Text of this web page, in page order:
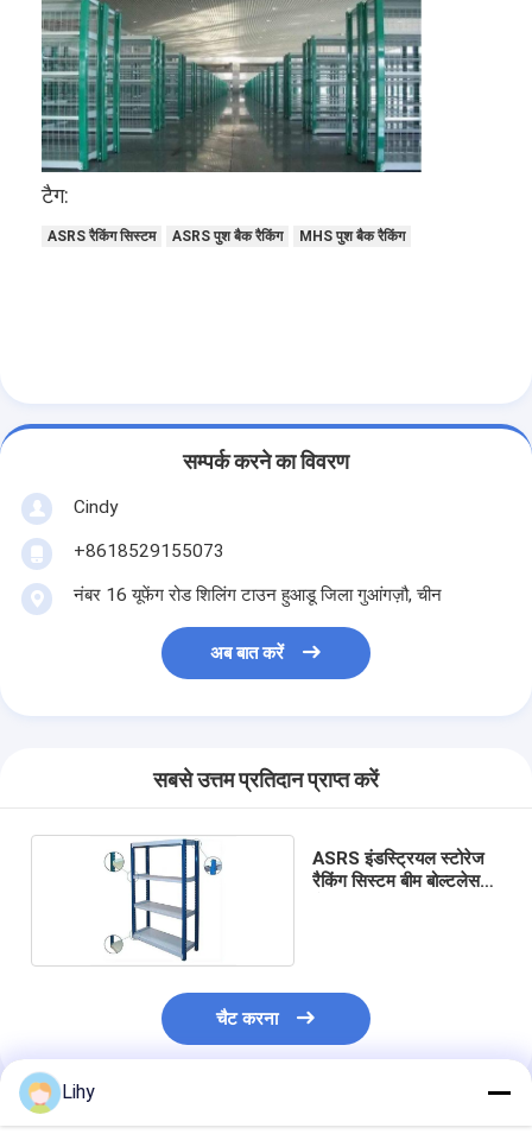
उत्पाद
मामले
अब बात करें
स्वचालित संग्रहण पुनर्प्राप्ति प्रणाली
स्वचालित सामग्री हैंडलिंग सिस्टम
टैग:
ASRS रैकिंग सिस्टम ASRS पुश बैक रैकिंग MHS पुश बैक रैकिंग
सम्पर्क करने का विवरण
Cindy
+8618529155073
नंबर 16 यूफेंग रोड शिलिंग टाउन हुआडू जिला गुआंगज़ौ, चीन
अब बात करें
सबसे उत्तम प्रतिदान प्राप्त करें
ASRS इंडस्ट्रियल स्टोरेज
रैकिंग सिस्टम बीम बोल्टलेस
चैट करना
अनुशंसित उत्पाद
Lihy